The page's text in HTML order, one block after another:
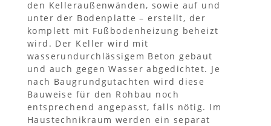
den Kelleraußenwänden, sowie auf und
unter der Bodenplatte – erstellt, der
komplett mit Fußbodenheizung beheizt
wird. Der Keller wird mit
wasserundurchlässigem Beton gebaut
und auch gegen Wasser abgedichtet. Je
nach Baugrundgutachten wird diese
Bauweise für den Rohbau noch
entsprechend angepasst, falls nötig. Im
Haustechnikraum werden ein separat